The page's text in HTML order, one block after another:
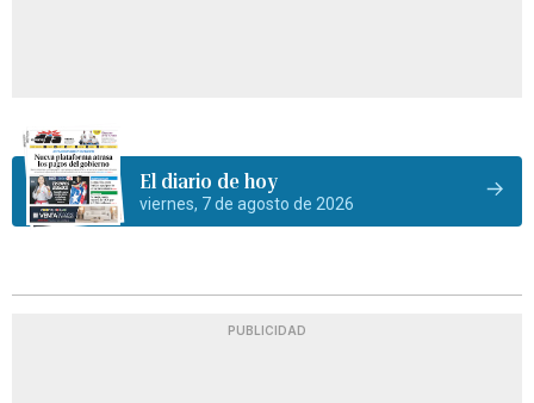
El diario de hoy
viernes, 7 de agosto de 2026
PUBLICIDAD